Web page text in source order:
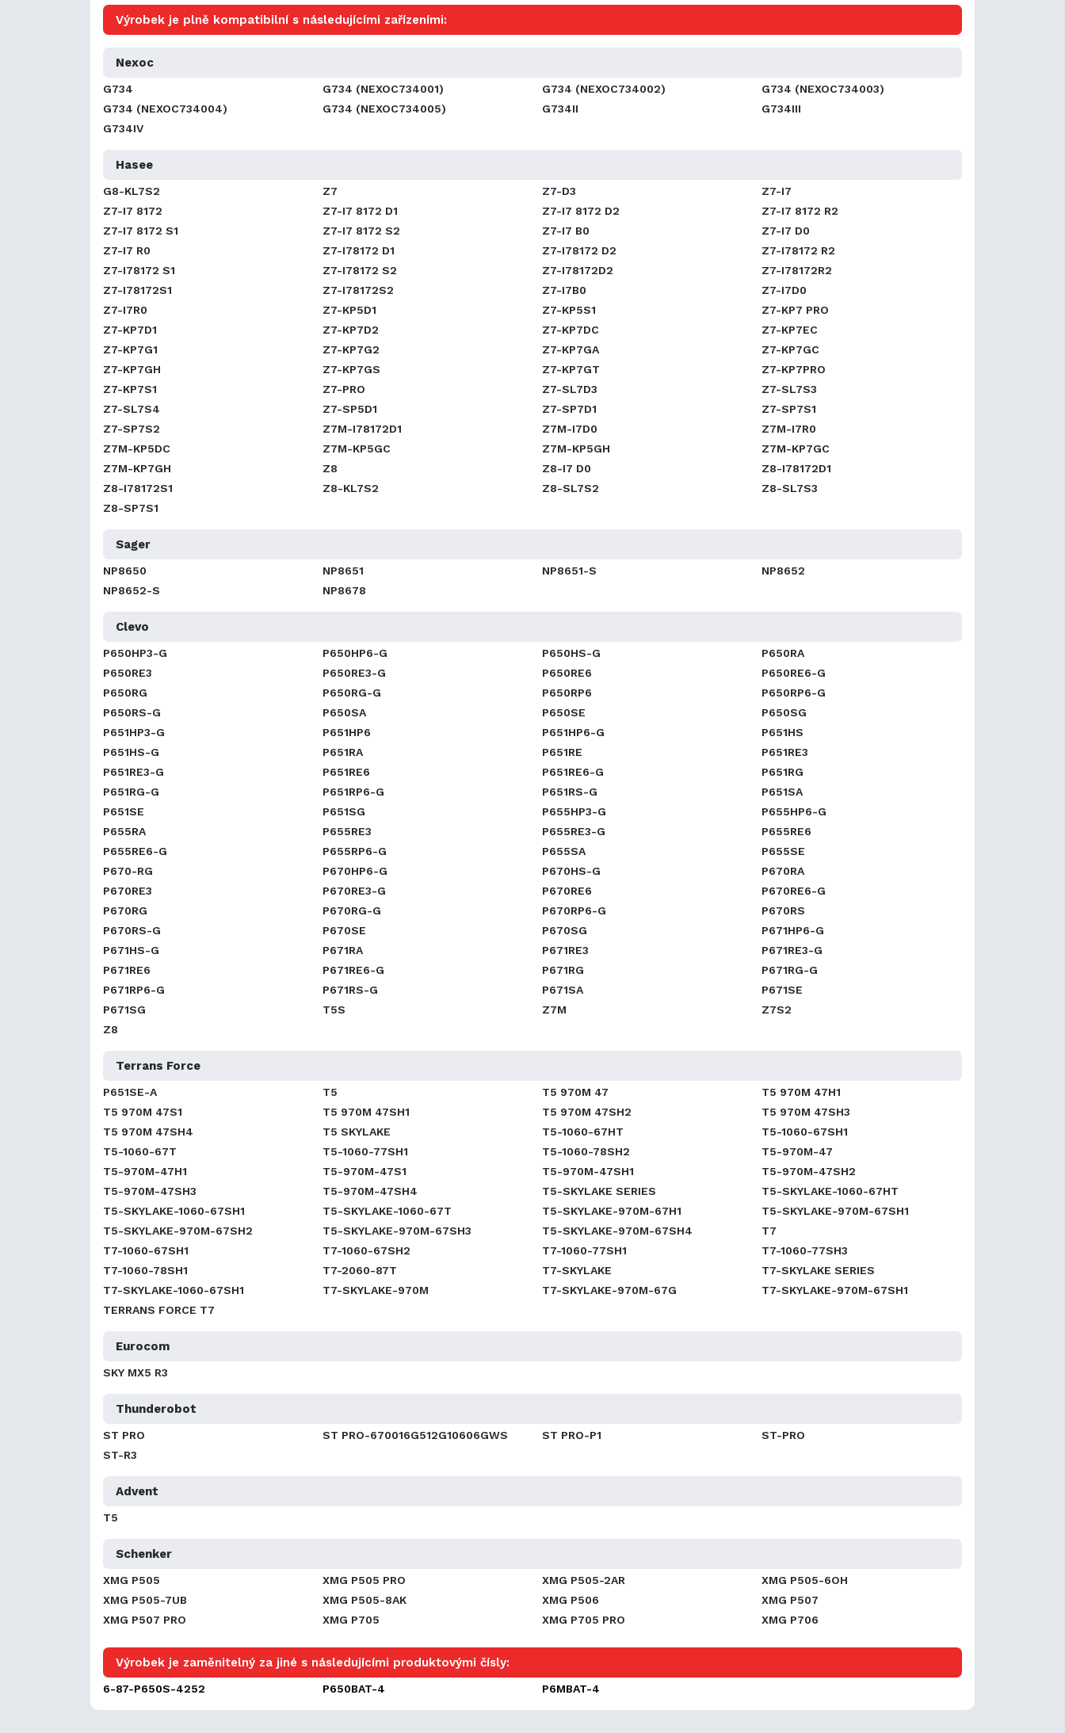
Výrobek je plně kompatibilní s následujícími zařízeními:
Nexoc
G734 G734 (NEXOC734001) G734 (NEXOC734002)
G734 (NEXOC734003)
G734 (NEXOC734004)
G734 (NEXOC734005) G734II
G734III
G734IV
Hasee
G8-KL7S2 Z7 Z7-D3
Z7-I7
Z7-I7 8172
Z7-I7 8172 D1 Z7-I7 8172 D2
Z7-I7 8172 R2
Z7-I7 8172 S1
Z7-I7 8172 S2 Z7-I7 B0
Z7-I7 D0
Z7-I7 R0
Z7-I78172 D1 Z7-I78172 D2
Z7-I78172 R2
Z7-I78172 S1
Z7-I78172 S2 Z7-I78172D2
Z7-I78172R2
Z7-I78172S1
Z7-I78172S2 Z7-I7B0
Z7-I7D0
Z7-I7R0
Z7-KP5D1 Z7-KP5S1
Z7-KP7 PRO
Z7-KP7D1
Z7-KP7D2 Z7-KP7DC
Z7-KP7EC
Z7-KP7G1
Z7-KP7G2 Z7-KP7GA
Z7-KP7GC
Z7-KP7GH
Z7-KP7GS Z7-KP7GT
Z7-KP7PRO
Z7-KP7S1
Z7-PRO Z7-SL7D3
Z7-SL7S3
Z7-SL7S4
Z7-SP5D1 Z7-SP7D1
Z7-SP7S1
Z7-SP7S2
Z7M-I78172D1 Z7M-I7D0
Z7M-I7R0
Z7M-KP5DC
Z7M-KP5GC Z7M-KP5GH
Z7M-KP7GC
Z7M-KP7GH
Z8 Z8-I7 D0
Z8-I78172D1
Z8-I78172S1
Z8-KL7S2 Z8-SL7S2
Z8-SL7S3
Z8-SP7S1
Sager
NP8650 NP8651 NP8651-S
NP8652
NP8652-S
NP8678
Clevo
P650HP3-G P650HP6-G P650HS-G
P650RA
P650RE3
P650RE3-G P650RE6
P650RE6-G
P650RG
P650RG-G P650RP6
P650RP6-G
P650RS-G
P650SA P650SE
P650SG
P651HP3-G
P651HP6 P651HP6-G
P651HS
P651HS-G
P651RA P651RE
P651RE3
P651RE3-G
P651RE6 P651RE6-G
P651RG
P651RG-G
P651RP6-G P651RS-G
P651SA
P651SE
P651SG P655HP3-G
P655HP6-G
P655RA
P655RE3 P655RE3-G
P655RE6
P655RE6-G
P655RP6-G P655SA
P655SE
P670-RG
P670HP6-G P670HS-G
P670RA
P670RE3
P670RE3-G P670RE6
P670RE6-G
P670RG
P670RG-G P670RP6-G
P670RS
P670RS-G
P670SE P670SG
P671HP6-G
P671HS-G
P671RA P671RE3
P671RE3-G
P671RE6
P671RE6-G P671RG
P671RG-G
P671RP6-G
P671RS-G P671SA
P671SE
P671SG
T5S Z7M
Z7S2
Z8
Terrans Force
P651SE-A T5 T5 970M 47
T5 970M 47H1
T5 970M 47S1
T5 970M 47SH1 T5 970M 47SH2
T5 970M 47SH3
T5 970M 47SH4
T5 SKYLAKE T5-1060-67HT
T5-1060-67SH1
T5-1060-67T
T5-1060-77SH1 T5-1060-78SH2
T5-970M-47
T5-970M-47H1
T5-970M-47S1 T5-970M-47SH1
T5-970M-47SH2
T5-970M-47SH3
T5-970M-47SH4 T5-SKYLAKE SERIES
T5-SKYLAKE-1060-67HT
T5-SKYLAKE-1060-67SH1
T5-SKYLAKE-1060-67T T5-SKYLAKE-970M-67H1
T5-SKYLAKE-970M-67SH1
T5-SKYLAKE-970M-67SH2
T5-SKYLAKE-970M-67SH3 T5-SKYLAKE-970M-67SH4
T7
T7-1060-67SH1
T7-1060-67SH2 T7-1060-77SH1
T7-1060-77SH3
T7-1060-78SH1
T7-2060-87T T7-SKYLAKE
T7-SKYLAKE SERIES
T7-SKYLAKE-1060-67SH1
T7-SKYLAKE-970M T7-SKYLAKE-970M-67G
T7-SKYLAKE-970M-67SH1
TERRANS FORCE T7
Eurocom
SKY MX5 R3
Thunderobot
ST PRO ST PRO-670016G512G10606GWS ST PRO-P1
ST-PRO
ST-R3
Advent
T5
Schenker
XMG P505 XMG P505 PRO XMG P505-2AR
XMG P505-6OH
XMG P505-7UB
XMG P505-8AK XMG P506
XMG P507
XMG P507 PRO
XMG P705 XMG P705 PRO XMG P706
Výrobek je zaměnitelný za jiné s následujícími produktovými čísly:
6-87-P650S-4252 P650BAT-4 P6MBAT-4